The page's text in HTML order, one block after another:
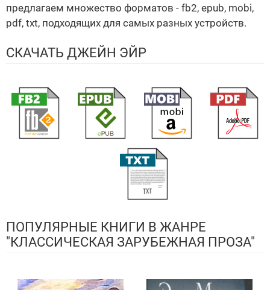
предлагаем множество форматов - fb2, epub, mobi,
pdf, txt, подходящих для самых разных устройств.
СКАЧАТЬ ДЖЕЙН ЭЙР
ПОПУЛЯРНЫЕ КНИГИ В ЖАНРЕ
"КЛАССИЧЕСКАЯ ЗАРУБЕЖНАЯ ПРОЗА"